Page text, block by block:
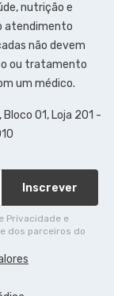
nutrição e
atendimento
não devem
ou tratamento
um médico.
01, Loja 201 -
Inscrever
Privacidade e
dos parceiros do